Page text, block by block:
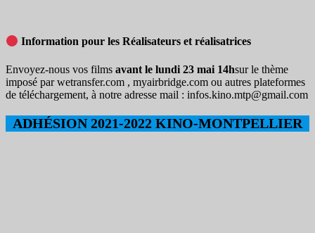
Information pour les Réalisateurs et réalisatrices
Envoyez-nous vos films avant le lundi 23 mai 14hsur le thème
imposé par wetransfer.com , myairbridge.com ou autres plateformes
de téléchargement, à notre adresse mail : infos.kino.mtp@gmail.com
ADHÉSION 2021-2022 KINO-MONTPELLIER